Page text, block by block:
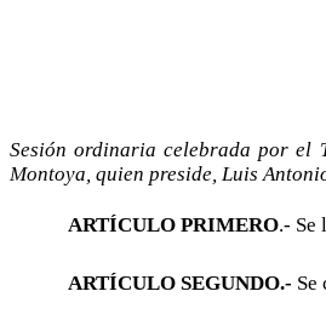
Sesión ordinaria celebrada por el
Montoya, quien preside, Luis
ARTÍCULO PRIMERO.- Se
ARTÍCULO SEGUNDO.- Se